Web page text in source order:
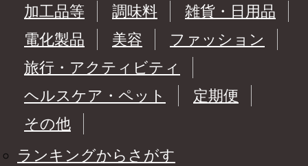
加工品等
調味料
雑貨・日用品
電化製品
美容
ファッション
旅行・アクティビティ
ヘルスケア・ペット
定期便
その他
ランキングからさがす